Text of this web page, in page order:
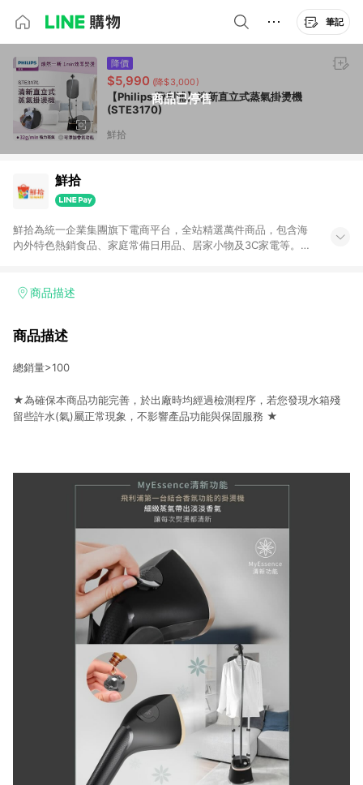
筆記
商品已停售
降價
$5,990 (降$3,000)
【Philips 飛利浦】清新直立式蒸氣掛燙機
(STE3170)
鮮拾
鮮拾
鮮拾為統一企業集團旗下電商平台，全站精選萬件商品，包含海
內外特色熱銷食品、家庭常備日用品、居家小物及3C家電等。全
有好康。LINE好友招募中搜尋@10mart。 ＊特定 iPhone17 將不
商品描述
商品描述
總銷量>100
★為確保本商品功能完善，於出廠時均經過檢測程序，若您發現水箱殘
留些許水(氣)屬正常現象，不影響產品功能與保固服務 ★